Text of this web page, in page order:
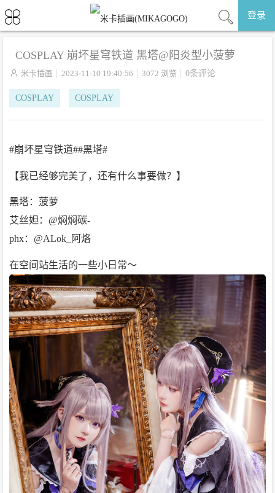
登录
COSPLAY 崩坏星穹铁道 黑塔@阳炎型小菠萝
 米卡插画 2023-11-10 19:40:56 3072 浏览 0条评论
COSPLAY COSPLAY
#崩坏星穹铁道##黑塔#
【我已经够完美了，还有什么事要做？】
黑塔：菠萝
艾丝妲：@焖焖碳-
phx：@ALok_阿烙
在空间站生活的一些小日常～ ​​​